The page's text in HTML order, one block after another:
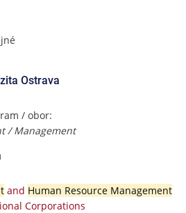
Ostrava
/ obor:
/ Management
and Human Resource Management
Corporations